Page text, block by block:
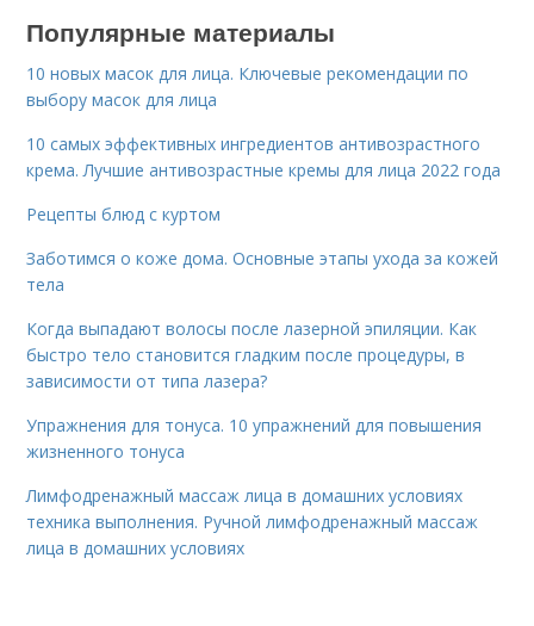
Популярные материалы
10 новых масок для лица. Ключевые рекомендации по
выбору масок для лица
10 самых эффективных ингредиентов антивозрастного
крема. Лучшие антивозрастные кремы для лица 2022 года
Рецепты блюд с куртом
Заботимся о коже дома. Основные этапы ухода за кожей
тела
Когда выпадают волосы после лазерной эпиляции. Как
быстро тело становится гладким после процедуры, в
зависимости от типа лазера?
Упражнения для тонуса. 10 упражнений для повышения
жизненного тонуса
Лимфодренажный массаж лица в домашних условиях
техника выполнения. Ручной лимфодренажный массаж
лица в домашних условиях